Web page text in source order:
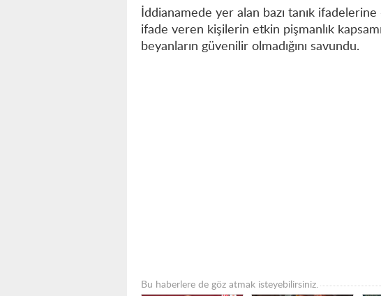
İddianamede yer alan bazı tanık
ifade veren kişilerin etkin pişmanlık
beyanların güvenilir olmadığını savundu.
Bu haberlere de göz atmak isteyebilirsiniz.